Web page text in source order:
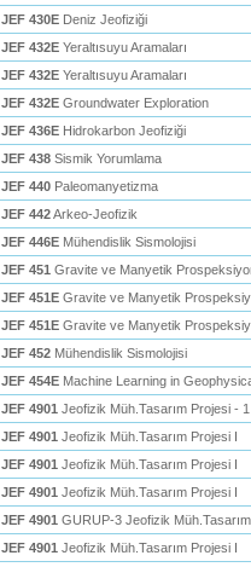
JEF 430E Deniz Jeofiziği
JEF 432E Yeraltısuyu Aramaları
JEF 432E Yeraltısuyu Aramaları
JEF 432E Groundwater Exploration
JEF 436E Hidrokarbon Jeofiziği
JEF 438 Sismik Yorumlama
JEF 440 Paleomanyetizma
JEF 442Arkeo-Jeofizik
JEF 446E Mühendislik Sismolojisi
JEF 451 Gravite ve Manyetik
JEF 451E Gravite ve Manyetik
JEF 451E Gravite ve Manyetik
JEF 452 Mühendislik Sismolojisi
JEF 454E Machine Learning in
JEF 4901 Jeofizik Müh.Tasarım Projesi - 1
JEF 4901 Jeofizik Müh.Tasarım Projesi I
JEF 4901 Jeofizik Müh.Tasarım Projesi I
JEF 4901 Jeofizik Müh.Tasarım Projesi I
JEF 4901 GURUP-3 Jeofizik
JEF 4901 Jeofizik Müh.Tasarım Projesi I